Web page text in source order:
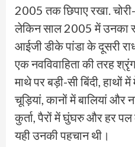
2005 तक छिपाए रखा.
लेकिन साल 2005 में उनका
आईजी डीके पांडा के दूसरी
एक नवविवाहिता की तरह
माथे पर बड़ी-सी बिंदी, हाथों
चूड़ियां, कानों में बालियां और
कुर्ता, पैरों में घुंघरु और हर
यही उनकी पहचान थी।